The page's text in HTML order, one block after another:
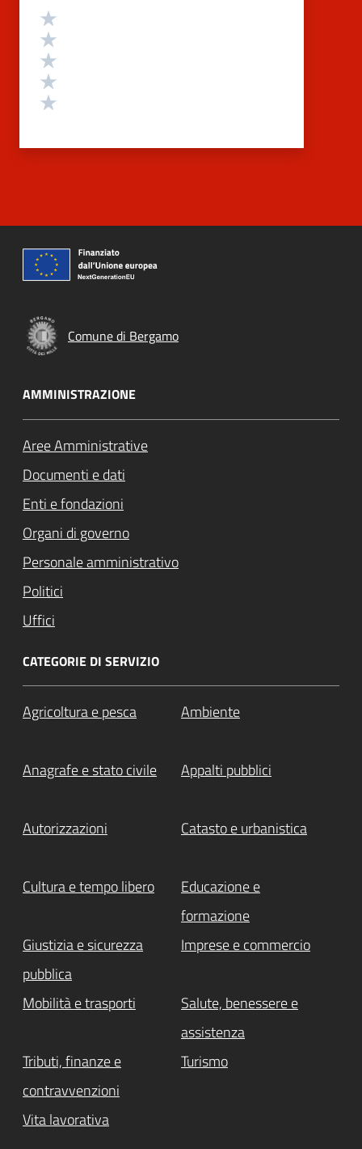
Valutazione
Comune di Bergamo
AMMINISTRAZIONE
Aree Amministrative
Documenti e dati
Enti e fondazioni
Organi di governo
Personale amministrativo
Politici
Uffici
CATEGORIE DI SERVIZIO
Agricoltura e pesca Ambiente
Anagrafe e stato civile Appalti pubblici
Autorizzazioni Catasto e urbanistica
Cultura e tempo libero
Educazione e
formazione
Giustizia e sicurezza
pubblica
Imprese e commercio
Mobilità e trasporti
Salute, benessere e
assistenza
Tributi, finanze e
contravvenzioni
Turismo
Vita lavorativa